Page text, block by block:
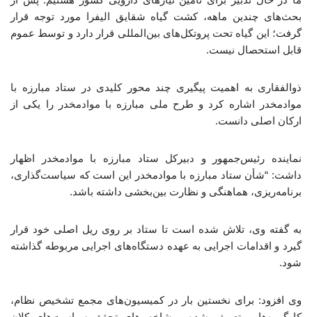
بحث‌های چندین ماهه، کشت گیاه شقایق الیفرا مورد توجه قرار
گرفت؛ این گیاه تحت پروتکل‌های بین‌المللی قرار دارد و توسط عموم
قابل استحصال نیست.
ذوالفقاری به اهمیت پیگیری چند محور کلیدی در ستاد مبارزه با
موادمخدر اشاره کرد و طرح ملی مبارزه با موادمخدر را یکی از
ارکان اصلی دانست.
نماینده رئیس‌جمهور و دبیرکل ستاد مبارزه با موادمخدر اظهار
داشت: “شأن ستاد مبارزه با موادمخدر این است که سیاست‌گذاری،
برنامه‌ریزی، هماهنگی و نظارت بین‌بخشی داشته باشد.
به گفته وی، تلاش شده است تا ستاد بر روی ریل اصلی خود قرار
گیرد و اقدامات اجرایی به عهده دستگاه‌های اجرایی مربوطه گذاشته
شود.
وی افزود: برای نخستین بار در کمیسیون‌های مجمع تشخیص نظام،